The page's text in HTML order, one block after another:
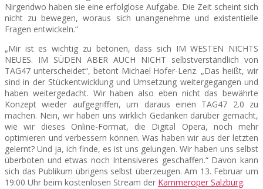
Nirgendwo haben sie eine erfolglose Aufgabe. Die Zeit scheint sich
nicht zu bewegen, woraus sich unangenehme und existentielle
Fragen entwickeln.“
„Mir ist es wichtig zu betonen, dass sich IM WESTEN NICHTS
NEUES. IM SÜDEN ABER AUCH NICHT selbstverständlich von
TAG47 unterscheidet“, betont Michael Hofer-Lenz. „Das heißt, wir
sind in der Stückentwicklung und Umsetzung weitergegangen und
haben weitergedacht. Wir haben also eben nicht das bewährte
Konzept wieder aufgegriffen, um daraus einen TAG47 2.0 zu
machen. Nein, wir haben uns wirklich Gedanken darüber gemacht,
wie wir dieses Online-Format, die Digital Opera, noch mehr
optimieren und verbessern können. Was haben wir aus der letzten
gelernt? Und ja, ich finde, es ist uns gelungen. Wir haben uns selbst
überboten und etwas noch Intensiveres geschaffen.“ Davon kann
sich das Publikum übrigens selbst überzeugen. Am 13. Februar um
19:00 Uhr beim kostenlosen Stream der Kammeroper Salzburg.